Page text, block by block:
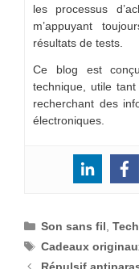
les processus
m’appuyant
résultats de tests.
Ce blog est
technique, utile
recherchant des
électroniques.
Catégories
Son sans fil,
Étiquettes
Cadeaux